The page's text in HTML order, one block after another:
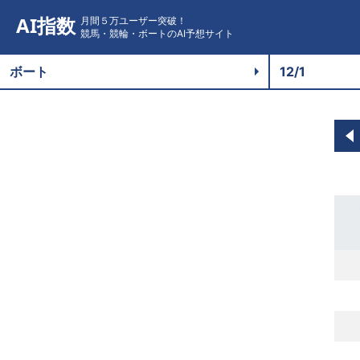
AI指数 月間５万ユーザー突破！
競馬・競輪・ボートのAI予想サイト